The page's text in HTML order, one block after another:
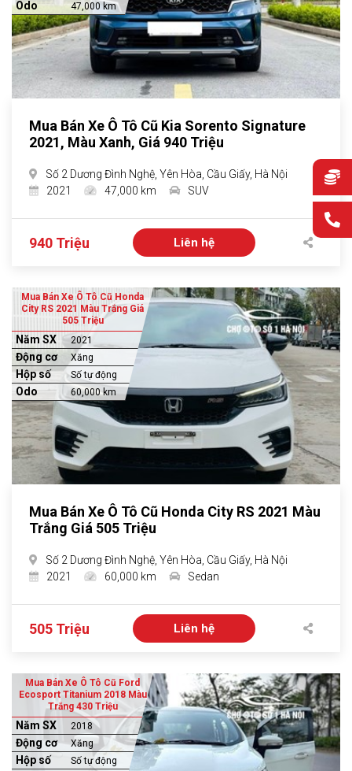
Odo 47,000 km
Mua Bán Xe Ô Tô Cũ Kia Sorento Signature
2021, Màu Xanh, Giá 940 Triệu
Số 2 Dương Đình Nghệ, Yên Hòa, Cầu Giấy, Hà Nội
2021
47,000 km SUV
940 Triệu Liên hệ
Mua Bán Xe Ô Tô Cũ Honda
City RS 2021 Màu Trắng Giá
505 Triệu
Năm SX 2021
Động cơ Xăng
Hộp số Số tự động
Odo 60,000 km
Mua Bán Xe Ô Tô Cũ Honda City RS 2021 Màu
Trắng Giá 505 Triệu
Số 2 Dương Đình Nghệ, Yên Hòa, Cầu Giấy, Hà Nội
2021
60,000 km Sedan
505 Triệu Liên hệ
Mua Bán Xe Ô Tô Cũ Ford
Ecosport Titanium 2018 Màu
Trắng 430 Triệu
Năm SX 2018
Động cơ Xăng
Hộp số Số tự động